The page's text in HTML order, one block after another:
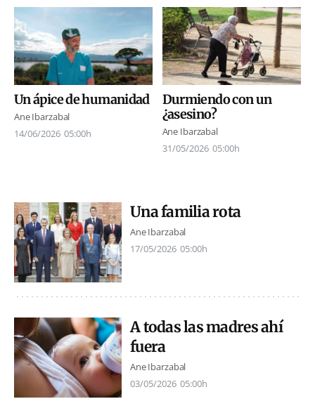
Un ápice de humanidad
Ane Ibarzabal
14/06/2026 05:00h
Durmiendo con un
¿asesino?
Ane Ibarzabal
31/05/2026 05:00h
Una familia rota
Ane Ibarzabal
17/05/2026 05:00h
A todas las madres ahí
fuera
Ane Ibarzabal
03/05/2026 05:00h